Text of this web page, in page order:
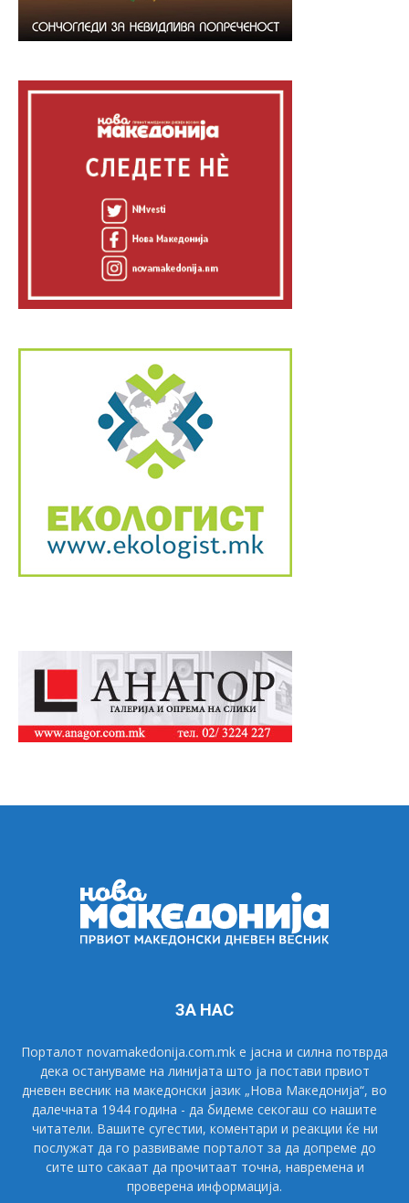
ЗА НАС
Порталот novamakedonija.com.mk е јасна и силна потврда
дека остануваме на линијата што ја постави првиот
дневен весник на македонски јазик „Нова Македонија“, во
далечната 1944 година - да бидеме секогаш со нашите
читатели. Вашите сугестии, коментари и реакции ќе ни
послужат да го развиваме порталот за да допреме до
сите што сакаат да прочитаат точна, навремена и
проверена информација.